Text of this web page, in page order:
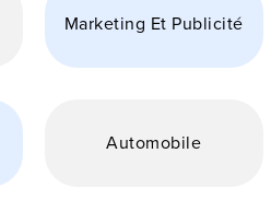
Marketing Et Publicité
Automobile